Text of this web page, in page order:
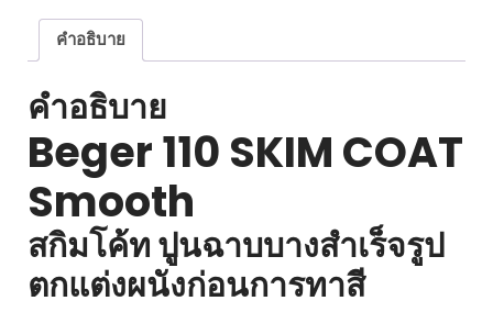
คำอธิบาย
คำอธิบาย
Beger 110 SKIM COAT
Smooth
สกิมโค้ท ปูนฉาบบางสำเร็จรูป
ตกแต่งผนังก่อนการทาสี